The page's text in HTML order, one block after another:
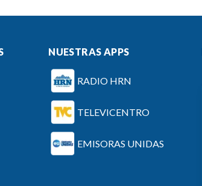
NUESTRAS APPS
RADIO HRN
TELEVICENTRO
EMISORAS UNIDAS